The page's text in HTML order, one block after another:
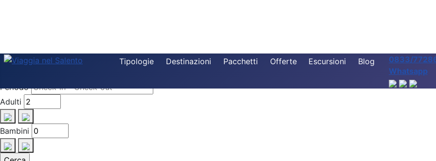
Tipologie Destinazioni Pacchetti Offerte Escursioni Blog
0833/
Whatsapp
Destinazione
Periodo
Adulti
Bambini